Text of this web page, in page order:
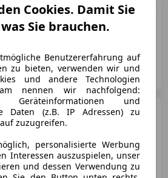
Diesel 103 kW (140 PS)
Volkswagen Crafter 35
HR Kasten-Doka LR TDI
Cookies. Damit Sie
Sie brauchen.
Benutzererfahrung auf
zu bieten, verwenden wir und
und andere Technologien
nennen wir nachfolgend:
Geräteinformationen und
Daten (z.B. IP Adressen) zu
zuzugreifen.
personalisierte Werbung
Interessen auszuspielen, unser
und dessen Verwendung zu